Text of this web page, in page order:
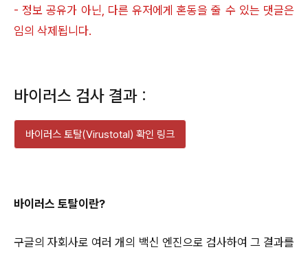
- 정보 공유가 아닌, 다른 유저에게 혼동을 줄 수 있는 댓글은
임의 삭제됩니다.
바이러스 검사 결과 :
바이러스 토탈(Virustotal) 확인 링크
바이러스 토탈이란?
구글의 자회사로 여러 개의 백신 엔진으로 검사하여 그 결과를